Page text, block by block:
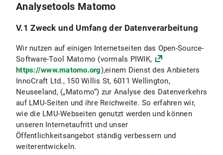
Analysetools Matomo
V.1 Zweck und Umfang der Datenverarbeitung
Wir nutzen auf einigen Internetseiten das Open-Source-
Software-Tool Matomo (vormals PIWIK,
https://www.matomo.org),einem Dienst des Anbieters
InnoCraft Ltd., 150 Willis St, 6011 Wellington,
Neuseeland, („Matomo“) zur Analyse des Datenverkehrs
auf LMU-Seiten und ihre Reichweite. So erfahren wir,
wie die LMU-Webseiten genutzt werden und können
unseren Internetaufritt und unser
Öffentlichkeitsangebot ständig verbessern und
weiterentwickeln.